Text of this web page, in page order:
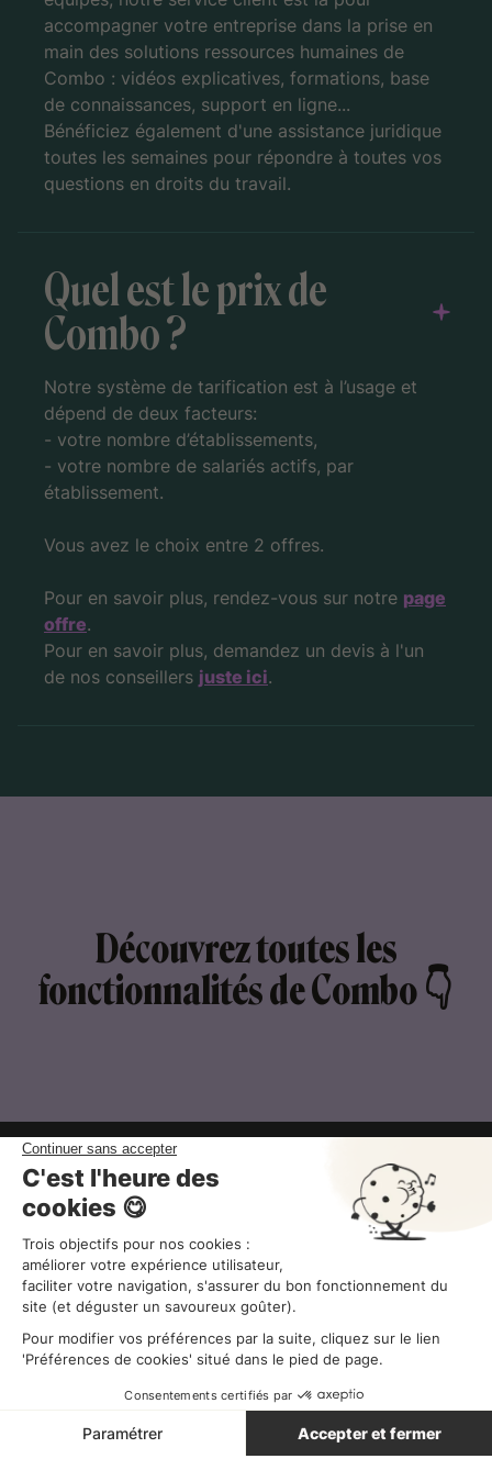
accompagner votre entreprise dans la prise en
main des solutions ressources humaines de
Combo : vidéos explicatives, formations, base
de connaissances, support en ligne...
Bénéficiez également d'une assistance juridique
toutes les semaines pour répondre à toutes vos
questions en droits du travail.
Quel est le prix de
Combo ?
Notre système de tarification est à l’usage et
dépend de deux facteurs:
- votre nombre d’établissements,
- votre nombre de salariés actifs, par
établissement.
Vous avez le choix entre 2 offres.
Pour en savoir plus, rendez-vous sur notre page
offre.
Pour en savoir plus, demandez un devis à l'un
de nos conseillers juste ici.
Découvrez toutes les
fonctionnalités de Combo 👇
CGV
Mentions légales
Politique de Confidentialité
Combo ©2025 Tous droits réservés